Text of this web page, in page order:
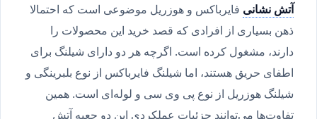
آتش نشانیفایرباکس و هوزریل موضوعی است که احتمالا
ذهن بسیاری از افرادی که قصد خرید این محصولات را
دارند، مشغول کرده است. اگرچه هر دو دارای شیلنگ‌ برای
اطفای حریق هستند، اما شیلنگ‌ فایرباکس از نوع بلبرینگی و
شیلنگ‌ هوزریل از نوع پی وی سی و لوله‌ای است. همین
تفاوت‌ها می‌توانند جزئیات عملکردی این دو جعبه آتش